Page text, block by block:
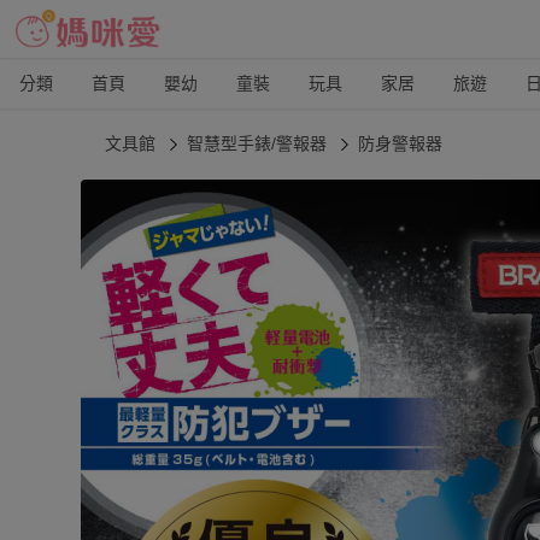
分類 首頁 嬰幼 童裝 玩具 家居 旅遊
文具館 智慧型手錶/警報器 防身警報器